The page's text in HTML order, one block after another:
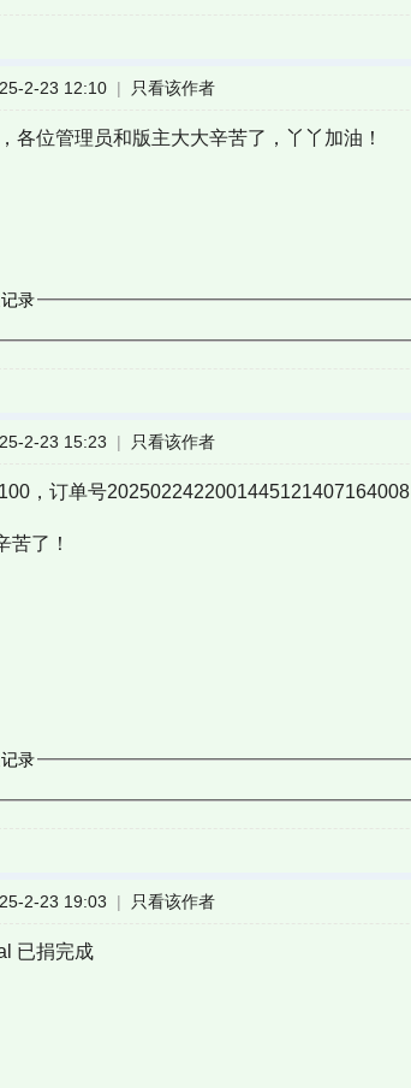
2-23 12:10 | 只看该作者
各位管理员和版主大大辛苦了，丫丫加油！
录
2-23 15:23 | 只看该作者
，订单号2025022422001445121407164008
苦了！
录
2-23 19:03 | 只看该作者
已捐完成